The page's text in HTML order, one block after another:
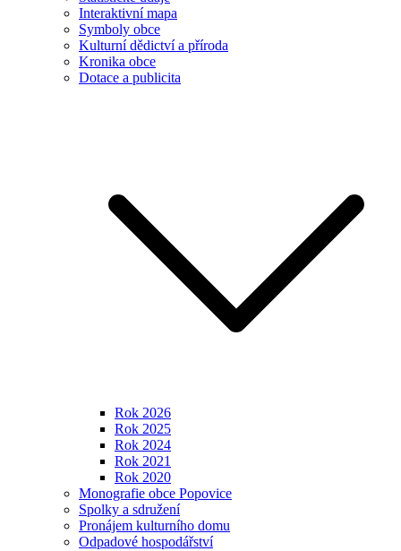
Interaktivní mapa
Symboly obce
Kulturní dědictví a příroda
Kronika obce
Dotace a publicita
Rok 2026
Rok 2025
Rok 2024
Rok 2021
Rok 2020
Monografie obce Popovice
Spolky a sdružení
Pronájem kulturního domu
Odpadové hospodářství